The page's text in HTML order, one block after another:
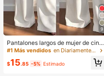
9
Pantalones largos de mujer de cintu
ra alta, pierna recta y ancha, casual
rsátiles y de calidad, de moda para l
#1 Más vendidos en Diariamente Pantalones De Mujer
$15.85 -5% Estimado